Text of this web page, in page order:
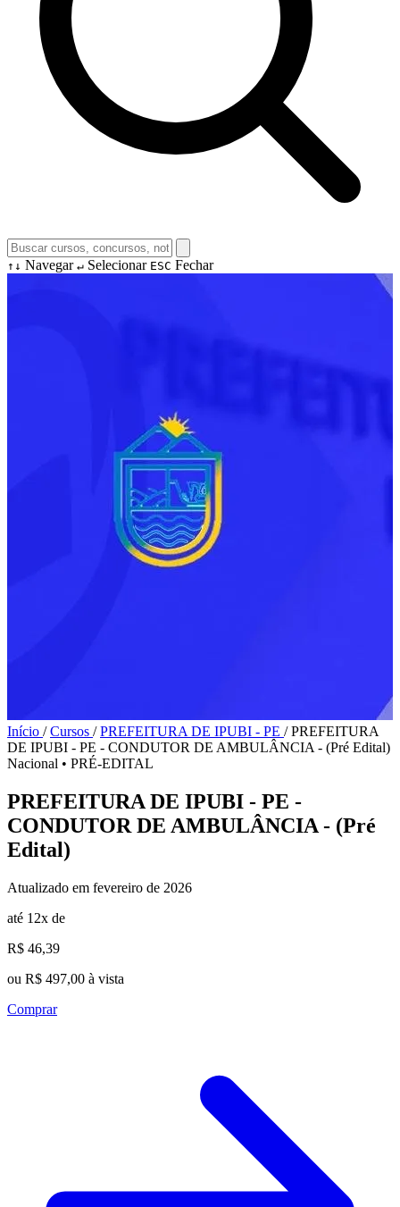
↑↓ Navegar ↵ Selecionar ESC Fechar
Início / Cursos / PREFEITURA DE IPUBI - PE / PREFEITURA
DE IPUBI - PE - CONDUTOR DE AMBULÂNCIA - (Pré Edital)
Nacional • PRÉ-EDITAL
PREFEITURA DE IPUBI - PE -
CONDUTOR DE AMBULÂNCIA - (Pré
Edital)
Atualizado em fevereiro de 2026
até 12x de
R$ 46,39
ou R$ 497,00 à vista
Comprar